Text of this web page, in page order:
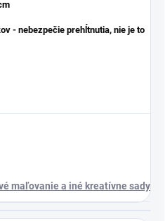
- nebezpečie prehĺtnutia, nie je to
maľovanie a iné kreatívne sady